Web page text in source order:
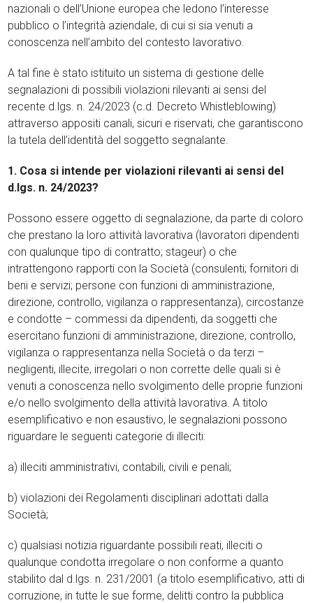
nazionali o dell’Unione europea che ledono l’interesse
pubblico o l’integrità aziendale, di cui si sia venuti a
conoscenza nell’ambito del contesto lavorativo.
A tal fine è stato istituito un sistema di gestione delle
segnalazioni di possibili violazioni rilevanti ai sensi del
recente d.lgs. n. 24/2023 (c.d. Decreto Whistleblowing)
attraverso appositi canali, sicuri e riservati, che garantiscono
la tutela dell’identità del soggetto segnalante.
1. Cosa si intende per violazioni rilevanti ai sensi del
d.lgs. n. 24/2023?
Possono essere oggetto di segnalazione, da parte di coloro
che prestano la loro attività lavorativa (lavoratori dipendenti
con qualunque tipo di contratto; stageur) o che
intrattengono rapporti con la Società (consulenti; fornitori di
beni e servizi; persone con funzioni di amministrazione,
direzione, controllo, vigilanza o rappresentanza), circostanze
e condotte – commessi da dipendenti, da soggetti che
esercitano funzioni di amministrazione, direzione, controllo,
vigilanza o rappresentanza nella Società o da terzi –
negligenti, illecite, irregolari o non corrette delle quali si è
venuti a conoscenza nello svolgimento delle proprie funzioni
e/o nello svolgimento della attività lavorativa. A titolo
esemplificativo e non esaustivo, le segnalazioni possono
riguardare le seguenti categorie di illeciti:
a) illeciti amministrativi, contabili, civili e penali;
b) violazioni dei Regolamenti disciplinari adottati dalla
Società;
c) qualsiasi notizia riguardante possibili reati, illeciti o
qualunque condotta irregolare o non conforme a quanto
stabilito dal d.lgs. n. 231/2001 (a titolo esemplificativo, atti di
corruzione, in tutte le sue forme, delitti contro la pubblica